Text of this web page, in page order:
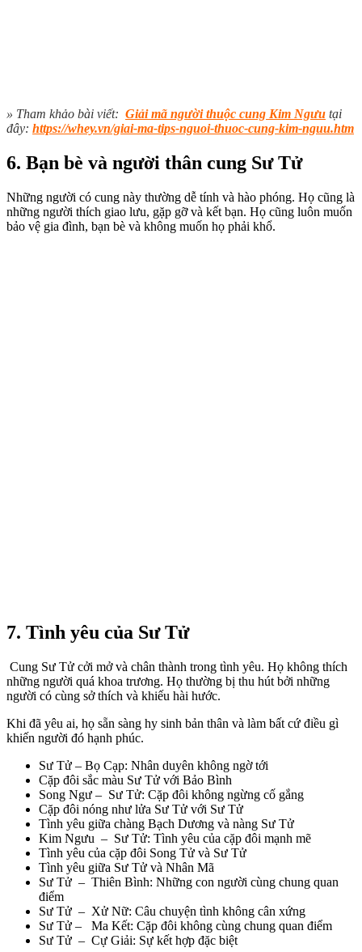
» Tham khảo bài viết: Giải mã người thuộc cung Kim Ngưu tại
đây: https://whey.vn/giai-ma-tips-nguoi-thuoc-cung-kim-nguu.htm
6. Bạn bè và người thân cung Sư Tử
Những người có cung này thường dễ tính và hào phóng. Họ cũng là
những người thích giao lưu, gặp gỡ và kết bạn. Họ cũng luôn muốn
bảo vệ gia đình, bạn bè và không muốn họ phải khổ.
7. Tình yêu của Sư Tử
Cung Sư Tử cởi mở và chân thành trong tình yêu. Họ không thích
những người quá khoa trương. Họ thường bị thu hút bởi những
người có cùng sở thích và khiếu hài hước.
Khi đã yêu ai, họ sẵn sàng hy sinh bản thân và làm bất cứ điều gì
khiến người đó hạnh phúc.
Sư Tử – Bọ Cạp: Nhân duyên không ngờ tới
Cặp đôi sắc màu Sư Tử với Bảo Bình
Song Ngư – Sư Tử: Cặp đôi không ngừng cố gắng
Cặp đôi nóng như lửa Sư Tử với Sư Tử
Tình yêu giữa chàng Bạch Dương và nàng Sư Tử
Kim Ngưu – Sư Tử: Tình yêu của cặp đôi mạnh mẽ
Tình yêu của cặp đôi Song Tử và Sư Tử
Tình yêu giữa Sư Tử và Nhân Mã
Sư Tử – Thiên Bình: Những con người cùng chung quan
điểm
Sư Tử – Xử Nữ: Câu chuyện tình không cân xứng
Sư Tử – Ma Kết: Cặp đôi không cùng chung quan điểm
Sư Tử – Cự Giải: Sự kết hợp đặc biệt